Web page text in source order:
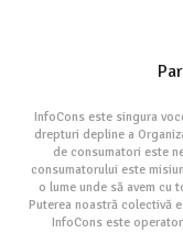
InfoCons este singura
drepturi depline a
de consumatori este
consumatorului este
o lume unde să avem
Puterea noastră colectivă
InfoCons este